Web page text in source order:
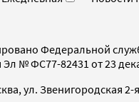
Федеральной
№ ФС77-82431 от 23
ул. Звенигородская 2-